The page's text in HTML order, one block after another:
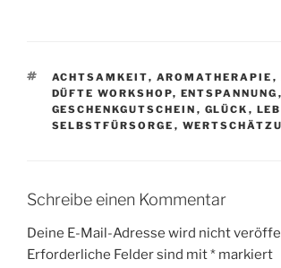
SCHLAGWÖRTER
ACHTSAMKEIT, AROMATHERAPIE ,
DÜFTE WORKSHOP, ENTSPANNUNG ,
GESCHENKGUTSCHEIN , GLÜCK ,
SELBSTFÜRSORGE ,
Schreibe einen Kommentar
Deine E-Mail-Adresse wird nicht
Erforderliche Felder sind mit* markiert